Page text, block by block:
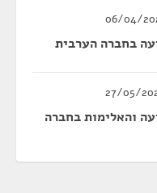
בחברה הערבית
והאלימות בחברה